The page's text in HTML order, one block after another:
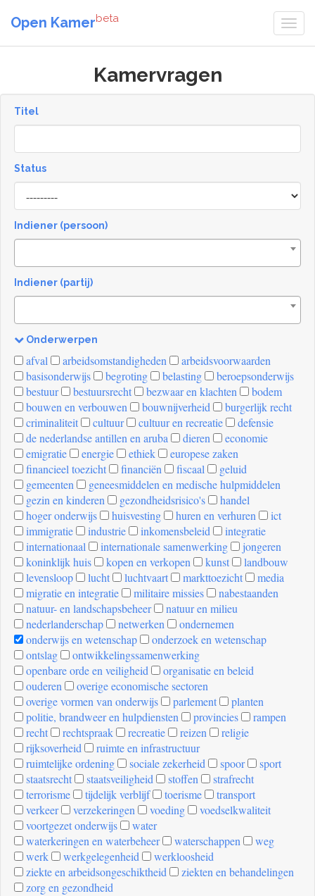
Open Kamerbeta
Kamervragen
Titel
Status
[invalid
name]
Indiener (persoon)
Indiener (partij)
Onderwerpen
[invalid
name]
afval arbeidsomstandigheden
arbeidsvoorwaarden
basisonderwijs
begroting belasting
beroepsonderwijs
bestuur
bestuursrecht bezwaar en klachten
bodem
bouwen en verbouwen
bouwnijverheid
burgerlijk recht
criminaliteit
cultuur cultuur en recreatie
defensie
de nederlandse antillen en aruba
dieren
economie
emigratie
energie ethiek
europese zaken
financieel toezicht
financiën fiscaal
geluid
gemeenten
geneesmiddelen en medische hulpmiddelen
gezin en kinderen
gezondheidsrisico's
handel
hoger onderwijs
huisvesting huren en verhuren
ict
immigratie
industrie inkomensbeleid
integratie
internationaal
internationale samenwerking
jongeren
koninklijk huis
kopen en verkopen kunst
landbouw
levensloop
lucht luchtvaart markttoezicht
media
migratie en integratie
militaire missies
nabestaanden
natuur- en landschapsbeheer
natuur en milieu
nederlanderschap
netwerken
ondernemen
onderwijs en wetenschap
onderzoek en wetenschap
ontslag
ontwikkelingssamenwerking
openbare orde en veiligheid
organisatie en beleid
ouderen
overige economische sectoren
overige vormen van onderwijs
parlement
planten
politie, brandweer en hulpdiensten
provincies
rampen
recht
rechtspraak recreatie reizen
religie
rijksoverheid
ruimte en infrastructuur
ruimtelijke ordening
sociale zekerheid spoor
sport
staatsrecht
staatsveiligheid stoffen
strafrecht
terrorisme
tijdelijk verblijf toerisme
transport
verkeer
verzekeringen voeding
voedselkwaliteit
voortgezet onderwijs
water
waterkeringen en waterbeheer
waterschappen
weg
werk
werkgelegenheid
werkloosheid
ziekte en arbeidsongeschiktheid
ziekten en behandelingen
zorg en gezondheid